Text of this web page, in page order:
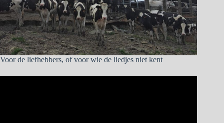
Voor de liefhebbers, of voor wie de liedjes niet kent